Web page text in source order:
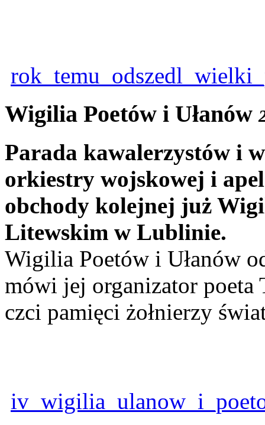
Wigilia Poetów i Ułanów
Parada kawalerzystów i
orkiestry wojskowej i apel
obchody kolejnej już
Litewskim w Lublinie.
Wigilia Poetów i Ułanów
mówi jej organizator poeta
czci pamięci żołnierzy